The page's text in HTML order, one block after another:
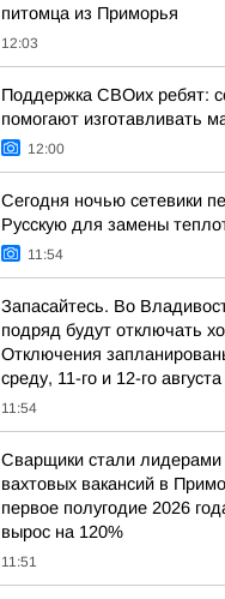
питомца из Приморья
12:03
Поддержка СВОих ребят:
помогают изготавливать
12:00
Сегодня ночью сетевики
Русскую для замены
11:54
Запасайтесь. Во
подряд будут отключать
Отключения
среду, 11-го и 12-го августа
11:54
Сварщики стали лидерами
вахтовых вакансий в
первое полугодие 2026
вырос на 120%
11:51